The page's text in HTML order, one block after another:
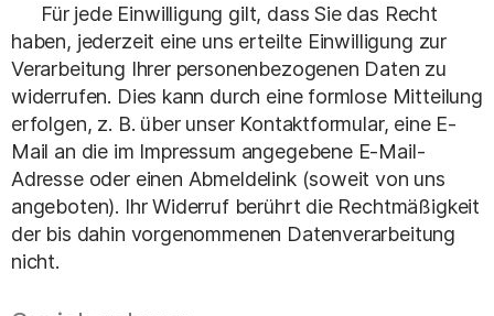
Für jede Einwilligung gilt, dass Sie das Recht
haben, jederzeit eine uns erteilte Einwilligung zur
Verarbeitung Ihrer personenbezogenen Daten zu
widerrufen. Dies kann durch eine formlose Mitteilung
erfolgen, z. B. über unser Kontaktformular, eine E-
Mail an die im Impressum angegebene E-Mail-
Adresse oder einen Abmeldelink (soweit von uns
angeboten). Ihr Widerruf berührt die Rechtmäßigkeit
der bis dahin vorgenommenen Datenverarbeitung
nicht.